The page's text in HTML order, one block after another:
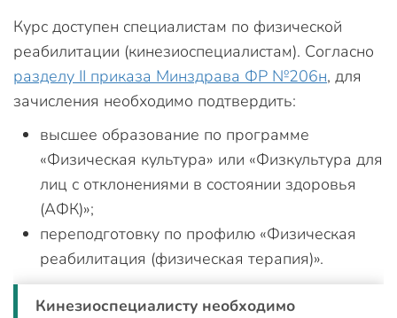
Курс доступен специалистам по физической
реабилитации (кинезиоспециалистам). Согласно
разделу II приказа Минздрава ФР №206н, для
зачисления необходимо подтвердить:
высшее образование по программе
«Физическая культура» или «Физкультура для
лиц с отклонениями в состоянии здоровья
(АФК)»;
переподготовку по профилю «Физическая
реабилитация (физическая терапия)».
Кинезиоспециалисту необходимо